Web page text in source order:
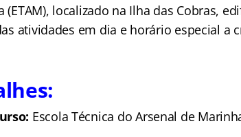
(ETAM), localizado na Ilha das Cobras,
atividades em dia e horário especial a
Escola Técnica do Arsenal de